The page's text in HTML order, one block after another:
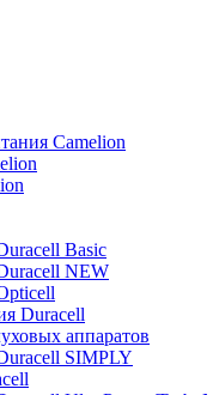
Camelion
Basic
NEW
Duracell
аппаратов
SIMPLY